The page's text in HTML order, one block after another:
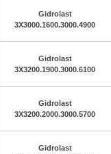
Gidrolast
3X3000.1600.3000.4900
Gidrolast
3X3200.1900.3000.6100
Gidrolast
3X3200.2000.3000.5700
Gidrolast